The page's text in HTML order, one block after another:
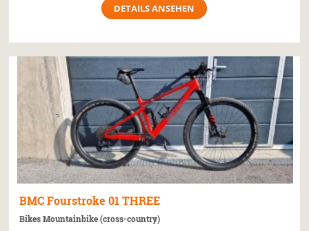
DETAILS ANSEHEN
BMC Fourstroke 01 THREE
Bikes Mountainbike (cross-country)